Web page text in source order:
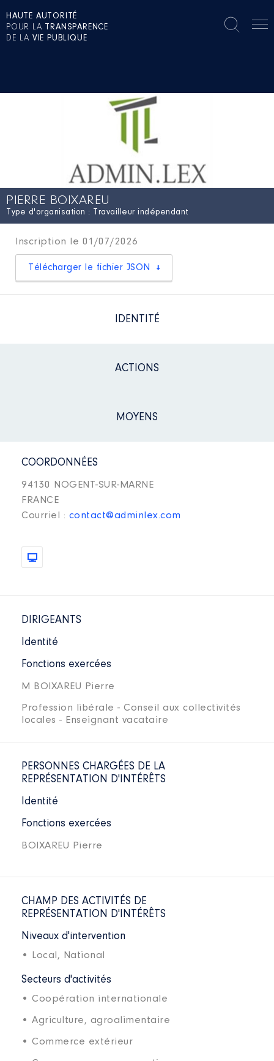
HAUTE AUTORITÉ
POUR LA TRANSPARENCE
DE LA VIE PUBLIQUE
PIERRE BOIXAREU
Type d'organisation : Travailleur indépendant
Inscription le 01/07/2026
Télécharger le fichier JSON
IDENTITÉ
ACTIONS
MOYENS
COORDONNÉES
94130 NOGENT-SUR-MARNE
FRANCE
Courriel : contact@adminlex.com
DIRIGEANTS
Identité
Fonctions exercées
M BOIXAREU Pierre
Profession libérale - Conseil aux collectivités
locales - Enseignant vacataire
PERSONNES CHARGÉES DE LA
REPRÉSENTATION D'INTÉRÊTS
Identité
Fonctions exercées
BOIXAREU Pierre
CHAMP DES ACTIVITÉS DE
REPRÉSENTATION D'INTÉRÊTS
Niveaux d'intervention
• Local, National
Secteurs d'activités
• Coopération internationale
• Agriculture, agroalimentaire
• Commerce extérieur